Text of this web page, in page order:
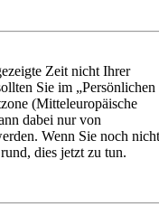
Zeit nicht Ihrer
Sie im „Persönlichen
(Mitteleuropäische
dabei nur von
Wenn Sie noch nicht
dies jetzt zu tun.